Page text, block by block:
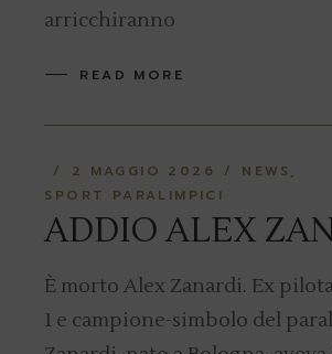
arricchiranno
READ MORE
2 MAGGIO 2026
NEWS
SPORT PARALIMPICI
ADDIO ALEX
È morto Alex Zanardi. Ex
1 e campione-simbolo del